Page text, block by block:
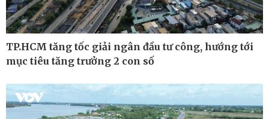
Lịch thi đấu bóng đá
eSports
Hậu trường
TP.HCM tăng tốc giải ngân đầu tư công, hướng tới
mục tiêu tăng trưởng 2 con số